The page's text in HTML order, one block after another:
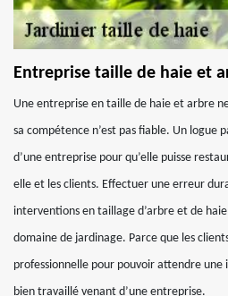
Entreprise taille de haie et
Une entreprise en taille de haie et arbre
sa compétence n’est pas fiable. Un logue
d’une entreprise pour qu’elle puisse
elle et les clients. Effectuer une erreur
interventions en taillage d’arbre et de
domaine de jardinage. Parce que les
professionnelle pour pouvoir attendre
bien travaillé venant d’une entreprise.